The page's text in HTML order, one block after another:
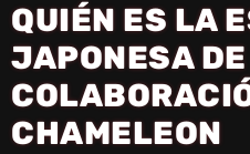
QUIÉN ES LA
JAPONESA
CHAMELEON